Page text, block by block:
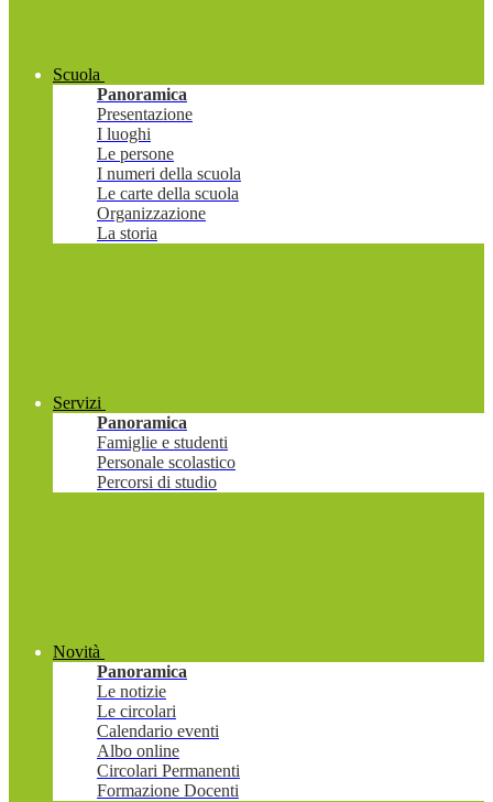
Scuola
Panoramica
Presentazione
I luoghi
Le persone
I numeri della scuola
Le carte della scuola
Organizzazione
La storia
Servizi
Panoramica
Famiglie e studenti
Personale scolastico
Percorsi di studio
Novità
Panoramica
Le notizie
Le circolari
Calendario eventi
Albo online
Circolari Permanenti
Formazione Docenti